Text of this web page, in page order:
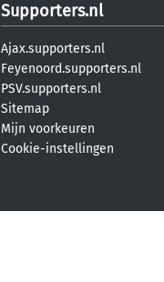
Supporters.nl
Ajax.supporters.nl
Feyenoord.supporters.nl
PSV.supporters.nl
Sitemap
Mijn voorkeuren
Cookie-instellingen